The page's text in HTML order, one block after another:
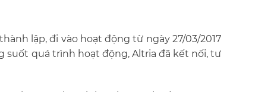
lập, đi vào hoạt động từ ngày 27/03/2017
suốt quá trình hoạt động, Altria đã kết nối, tư